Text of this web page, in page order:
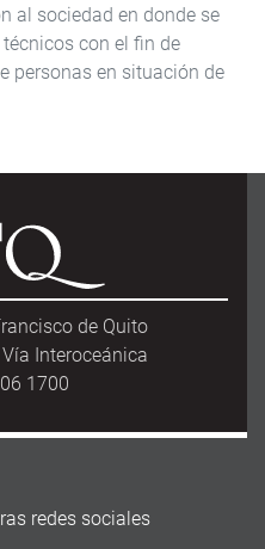
al sociedad en donde se
con el fin de
personas en situación de
de Quito
Interoceánica
1700
redes sociales